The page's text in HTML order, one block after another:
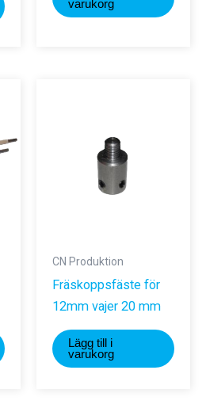
varukorg
CN Produktion
Fräskoppsfäste för
12mm vajer 20 mm
Lägg till i
varukorg